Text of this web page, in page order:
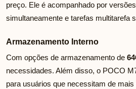
preço. Ele é acompanhado por
simultaneamente e tarefas multitarefa
Armazenamento Interno
Com opções de armazenamento de
necessidades. Além disso, o POCO
para usuários que necessitam de mais